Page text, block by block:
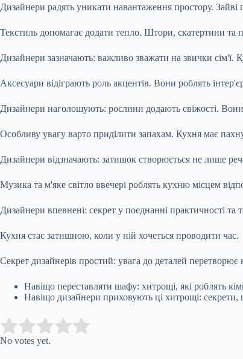
Дизайнери радять уникати навантаження простору. Зайві
Текстиль допомагає додати тепло. Штори, скатертини
Дизайнери зазначають: важливо зважати на звички сім'ї.
Аксесуари відіграють роль акцентів. Вони роблять
Дизайнери наголошують: рослини додають свіжості. Вони
Особливу увагу варто приділити запахам. Кухня має
Дизайнери відзначають: затишок створюється не лише
Музика та м'яке світло ввечері роблять кухню місцем
Дизайнери впевнені: секрет у поєднанні практичності та
Кухня стає затишною, коли у ній хочеться проводити час.
Секрет дизайнерів простий: увага до деталей
Навіщо переставляти шафу: хитрощі, які роблять
Навіщо дизайнери приховують ці хитрощі:
Rate this item:
No votes yet.